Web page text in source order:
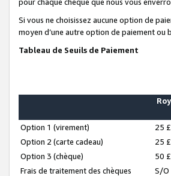
Si vous ne choisissez aucune option de
moyen d’une autre option de paiement
Tableau de Seuils de Paiement
Option 1 (virement)
25 £
Option 2 (carte cadeau)
25 £
Option 3 (chèque)
50 £
Frais de traitement des chèques
S/O